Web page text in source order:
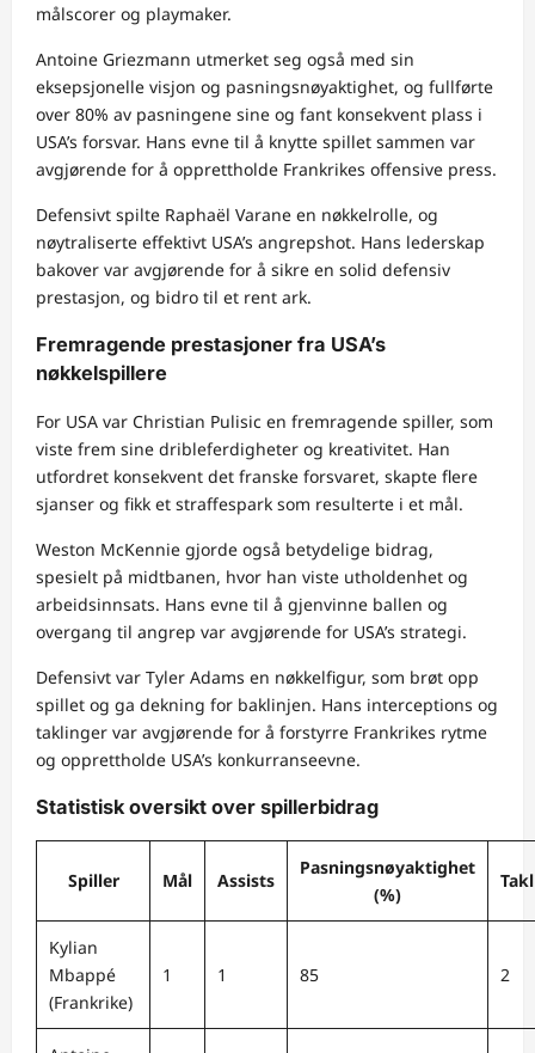
målscorer og playmaker.
Antoine Griezmann utmerket seg også med sin
eksepsjonelle visjon og pasningsnøyaktighet, og fullførte
over 80% av pasningene sine og fant konsekvent plass i
USA’s forsvar. Hans evne til å knytte spillet sammen var
avgjørende for å opprettholde Frankrikes offensive press.
Defensivt spilte Raphaël Varane en nøkkelrolle, og
nøytraliserte effektivt USA’s angrepshot. Hans lederskap
bakover var avgjørende for å sikre en solid defensiv
prestasjon, og bidro til et rent ark.
Fremragende prestasjoner fra USA’s
nøkkelspillere
For USA var Christian Pulisic en fremragende spiller, som
viste frem sine dribleferdigheter og kreativitet. Han
utfordret konsekvent det franske forsvaret, skapte flere
sjanser og fikk et straffespark som resulterte i et mål.
Weston McKennie gjorde også betydelige bidrag,
spesielt på midtbanen, hvor han viste utholdenhet og
arbeidsinnsats. Hans evne til å gjenvinne ballen og
overgang til angrep var avgjørende for USA’s strategi.
Defensivt var Tyler Adams en nøkkelfigur, som brøt opp
spillet og ga dekning for baklinjen. Hans interceptions og
taklinger var avgjørende for å forstyrre Frankrikes rytme
og opprettholde USA’s konkurranseevne.
Statistisk oversikt over spillerbidrag
Spiller Mål Assists
Pasningsnøyaktighet
(%)
Kylian
Mbappé
(Frankrike)
1 1 85 2